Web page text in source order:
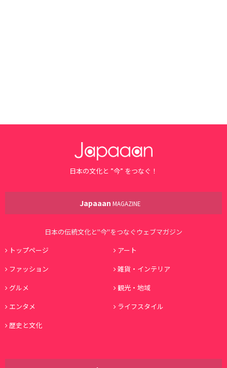
日本の文化と ”今” をつなぐ！
Japaaan MAGAZINE
日本の伝統文化と"今"をつなぐウェブマガジン
トップページ
アート
ファッション
雑貨・インテリア
グルメ
観光・地域
エンタメ
ライフスタイル
歴史と文化